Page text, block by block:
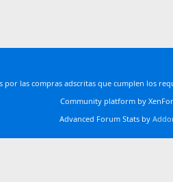
por las compras adscritas que cumplen los
Community platform by
Advanced Forum Stats by